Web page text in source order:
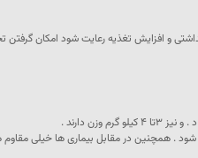
. همچنین در مقابل بیماری ها خیلی مقاوم